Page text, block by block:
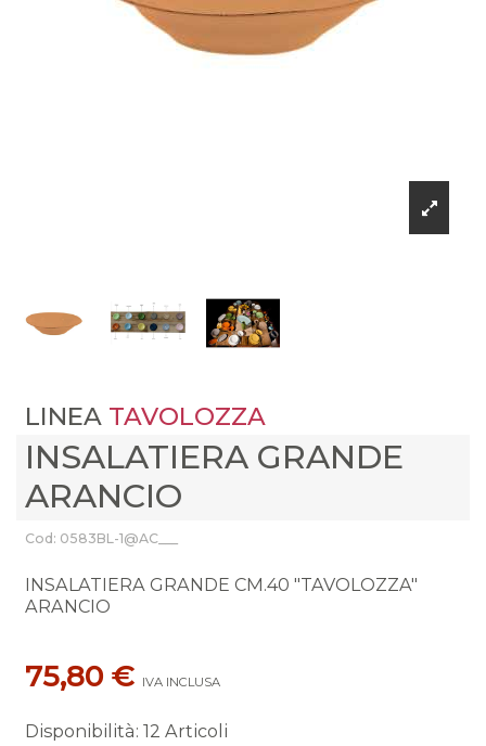
LINEA TAVOLOZZA
INSALATIERA GRANDE
ARANCIO
Cod: 0583BL-1@AC___
INSALATIERA GRANDE CM.40 "TAVOLOZZA"
ARANCIO
75,80 € IVA INCLUSA
Disponibilità: 12 Articoli